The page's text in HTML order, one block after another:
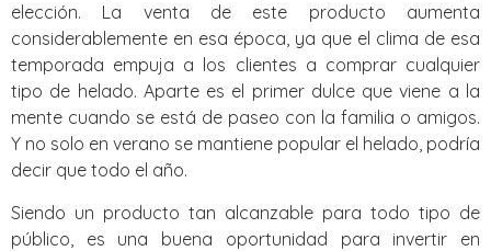
elección. La venta de este producto aumenta
considerablemente en esa época, ya que el clima de esa
temporada empuja a los clientes a comprar cualquier
tipo de helado. Aparte es el primer dulce que viene a la
mente cuando se está de paseo con la familia o amigos.
Y no solo en verano se mantiene popular el helado, podría
decir que todo el año.
Siendo un producto tan alcanzable para todo tipo de
público, es una buena oportunidad para invertir en